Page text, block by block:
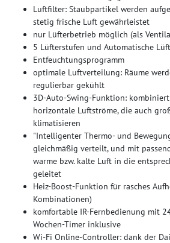
Luftfilter: Staubpartikel werden
stetig frische Luft gewährleistet
nur Lüfterbetrieb möglich (als
5 Lüfterstufen und Automatische
Entfeuchtungsprogramm
optimale Luftverteilung: Räume
regulierbar gekühlt
3D-Auto-Swing-Funktion:
horizontale Luftströme, die auch
klimatisieren
"Intelligenter Thermo- und
gleichmäßig verteilt, und mit
warme bzw. kalte Luft in die
geleitet
Heiz-Boost-Funktion für rasches
Kombinationen)
komfortable IR-Fernbedienung mit
Wochen-Timer inklusive
Wi-Fi Online-Controller: dank der